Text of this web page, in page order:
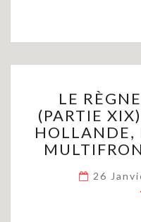
LE
(PARTIE
HOLLANDE,
26